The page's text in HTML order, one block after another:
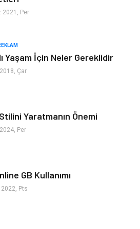
Algoritma
Kültür
2021, Per
Yaşam İçin Neler Gereklidir
Çar
Yaratmanın Önemi
Per
GB Kullanımı
Pts